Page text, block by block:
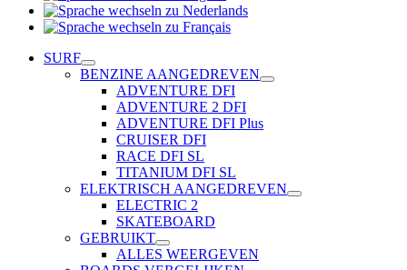
zu
Deutsch
wechseln
zu
Sprache
Sprache
Français
SURF
BENZINE AANGEDREVEN
ADVENTURE DFI
ADVENTURE 2 DFI
ADVENTURE DFI Plus
CRUISER DFI
RACE DFI SL
TITANIUM DFI SL
ELEKTRISCH AANGEDREVEN
ELECTRIC 2
SKATEBOARD
GEBRUIKT
ALLES WEERGEVEN